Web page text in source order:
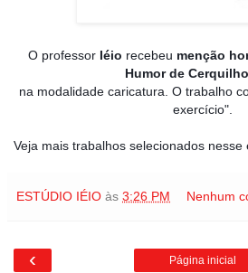
O professor Iéio recebeu menção
Humor de Cerquilho
na modalidade caricatura. O trabalho
exercício".
Veja mais trabalhos selecionados nesse
ESTÚDIO IÉIO às 3:26 PM Nenhum
‹ Página inicial